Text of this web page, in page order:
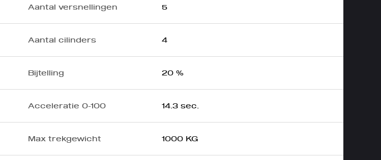
Aantal versnellingen 5
Aantal cilinders 4
Bijtelling 20 %
Acceleratie 0-100 14.3 sec.
Max trekgewicht 1000 KG